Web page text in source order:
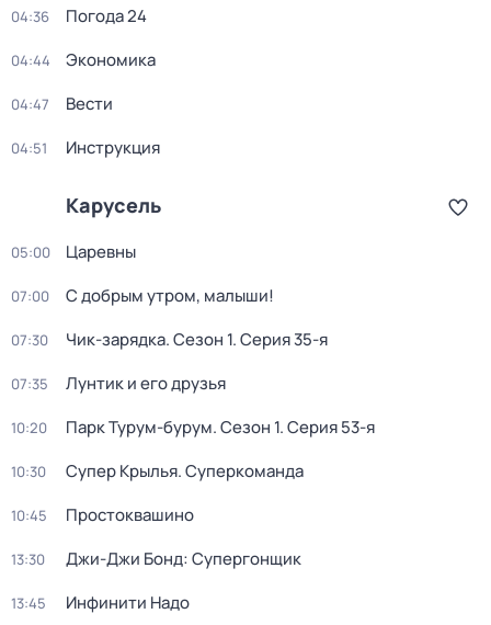
04:36 Погода 24
04:44 Экономика
04:47 Вести
04:51 Инструкция
Карусель
05:00 Царевны
07:00 С добрым утром, малыши!
07:30 Чик-зарядка. Сезон 1. Серия 35-я
07:35 Лунтик и его друзья
10:20 Парк Турум-бурум. Сезон 1. Серия 53-я
10:30 Супер Крылья. Суперкоманда
10:45 Простоквашино
13:30 Джи-Джи Бонд: Супергонщик
13:45 Инфинити Надо